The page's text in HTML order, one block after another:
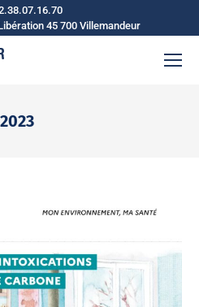
45 700 Villemandeur
2023